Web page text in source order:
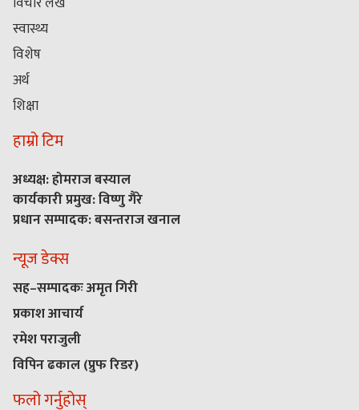
स्वास्थ्य
विशेष
अर्थ
शिक्षा
हाम्रो टिम
अध्यक्ष: होमराज बस्याल
कार्यकारी प्रमुख: विष्णु गैरे
प्रधान सम्पादक: बसन्तराज खनाल
न्यूज डेक्स
सह–सम्पादकः अमृत गिरी
प्रकाश आचार्य
रमेश पराजुली
विपिन ढकाल (प्रुफ रिडर)
फलो गर्नुहोस्